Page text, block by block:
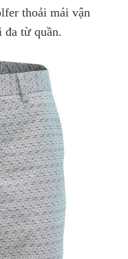
thoải mái vận
đa từ quần.